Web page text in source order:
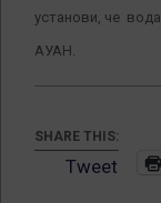
установи, че
АУАН.
SHARE THIS:
Tweet